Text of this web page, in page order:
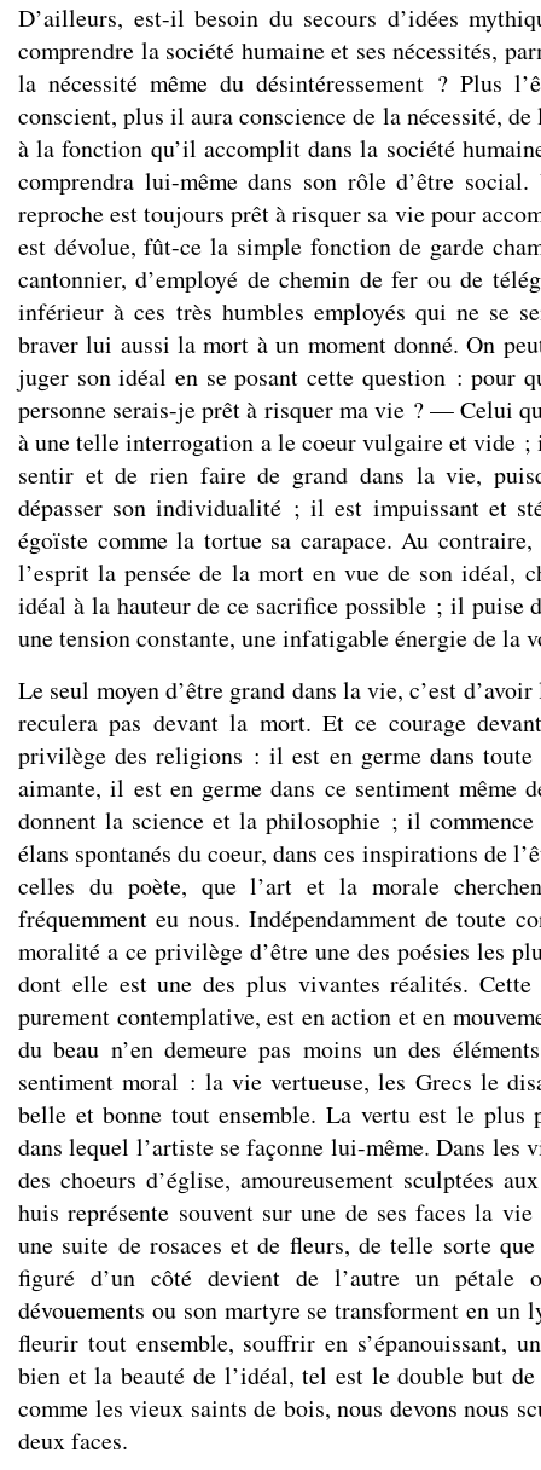
D’ailleurs, est-il besoin du secours d’idées
comprendre la société humaine et ses nécessités,
la nécessité même du désintéressement ? Plus
conscient, plus il aura conscience de la nécessité,
à la fonction qu’il accomplit dans la société
comprendra lui-même dans son rôle d’être
reproche est toujours prêt à risquer sa vie pour
est dévolue, fût-ce la simple fonction de garde
cantonnier, d’employé de chemin de fer ou de
inférieur à ces très humbles employés qui ne se
braver lui aussi la mort à un moment donné. On
juger son idéal en se posant cette question : pour
personne serais-je prêt à risquer ma vie ? — Celui
à une telle interrogation a le coeur vulgaire et vide
sentir et de rien faire de grand dans la vie,
dépasser son individualité ; il est impuissant et
égoïste comme la tortue sa carapace. Au
l’esprit la pensée de la mort en vue de son idéal,
idéal à la hauteur de ce sacrifice possible ; il puise
une tension constante, une infatigable énergie de la
Le seul moyen d’être grand dans la vie, c’est
reculera pas devant la mort. Et ce courage
privilège des religions : il est en germe dans
aimante, il est en germe dans ce sentiment même
donnent la science et la philosophie ; il commence
élans spontanés du coeur, dans ces inspirations de
celles du poète, que l’art et la morale
fréquemment eu nous. Indépendamment de toute
moralité a ce privilège d’être une des poésies les
dont elle est une des plus vivantes réalités. Cette
purement contemplative, est en action et en
du beau n’en demeure pas moins un des
sentiment moral : la vie vertueuse, les Grecs le
belle et bonne tout ensemble. La vertu est le plus
dans lequel l’artiste se façonne lui-même. Dans les
des choeurs d’église, amoureusement sculptées
huis représente souvent sur une de ses faces la
une suite de rosaces et de fleurs, de telle sorte
figuré d’un côté devient de l’autre un pétale
dévouements ou son martyre se transforment en un
fleurir tout ensemble, souffrir en s’épanouissant,
bien et la beauté de l’idéal, tel est le double but
comme les vieux saints de bois, nous devons nous
deux faces.